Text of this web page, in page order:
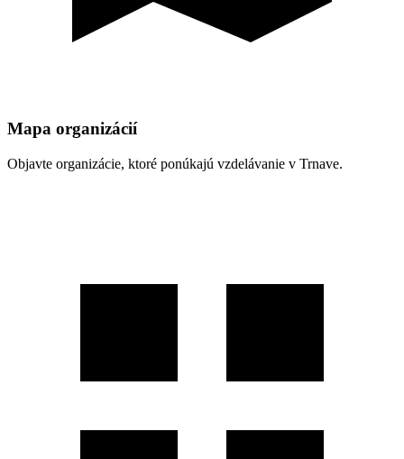
Mapa organizácií
Objavte organizácie, ktoré ponúkajú vzdelávanie v Trnave.